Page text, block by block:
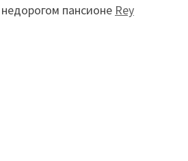
пансионе Rey